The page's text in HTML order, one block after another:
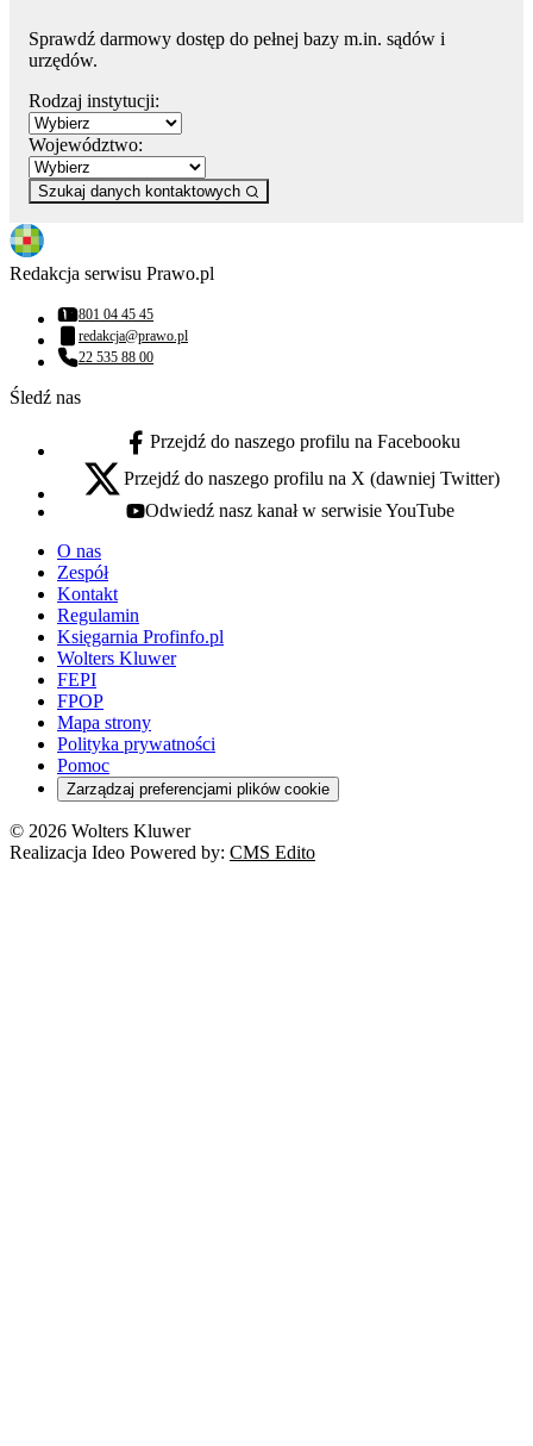
Sprawdź darmowy dostęp do pełnej bazy m.in. sądów i
urzędów.
Rodzaj instytucji:
Województwo:
Szukaj danych kontaktowych
Redakcja serwisu Prawo.pl
Numer telefonu:
801 04 45 45
Adres email:
redakcja@prawo.pl
Numer telefonu:
22 535 88 00
Śledź nas
facebook - otwiera się w nowej karcie
Przejdź do naszego profilu na Facebooku
x - otwiera się w nowej karcie
Przejdź do naszego profilu na X (dawniej Twitter)
youtube - otwiera się w nowej karcie
Odwiedź nasz kanał w serwisie YouTube
O nas
Zespół
Kontakt
Regulamin
Księgarnia Profinfo.pl
Wolters Kluwer
FEPI
FPOP
Mapa strony
Polityka prywatności
Pomoc
Zarządzaj preferencjami plików cookie
© 2026 Wolters Kluwer
Realizacja Ideo Powered by: CMS Edito